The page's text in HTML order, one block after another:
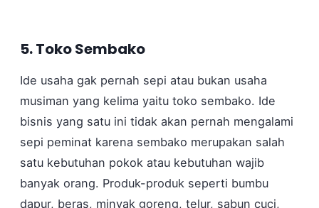
5. Toko Sembako
Ide usaha gak pernah sepi atau bukan usaha
musiman yang kelima yaitu toko sembako. Ide
bisnis yang satu ini tidak akan pernah mengalami
sepi peminat karena sembako merupakan salah
satu kebutuhan pokok atau kebutuhan wajib
banyak orang. Produk-produk seperti bumbu
dapur, beras, minyak goreng, telur, sabun cuci,